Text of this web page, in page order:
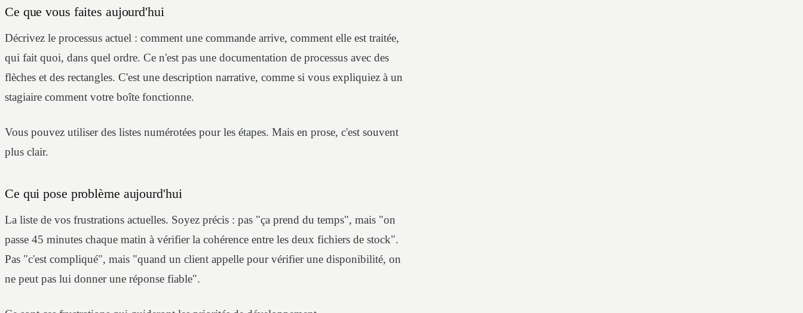
Ce que vous faites aujourd'hui
Décrivez le processus actuel : comment une commande arrive, comment elle est traitée,
qui fait quoi, dans quel ordre. Ce n'est pas une documentation de processus avec des
flèches et des rectangles. C'est une description narrative, comme si vous expliquiez à un
stagiaire comment votre boîte fonctionne.
Vous pouvez utiliser des listes numérotées pour les étapes. Mais en prose, c'est souvent
plus clair.
Ce qui pose problème aujourd'hui
La liste de vos frustrations actuelles. Soyez précis : pas "ça prend du temps", mais "on
passe 45 minutes chaque matin à vérifier la cohérence entre les deux fichiers de stock".
Pas "c'est compliqué", mais "quand un client appelle pour vérifier une disponibilité, on
ne peut pas lui donner une réponse fiable".